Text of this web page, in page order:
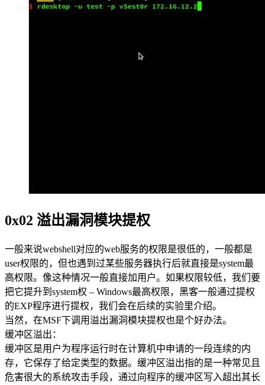
0x02 溢出漏洞模块提权
一般来说webshell对应的web服务的权限是很低的，一般都是
user权限的，但也遇到过某些服务器执行后就直接是system最
高权限。像这种情况一般直接加用户。如果权限较低，我们要
把它提升到system权 – Windows最高权限，黑客一般通过提权
的EXP程序进行提权，我们会在后续的实验里介绍。
当然，在MSF下调用溢出漏洞模块提权也是个好办法。
缓冲区溢出：
缓冲区是用户为程序运行时在计算机中申请的一段连续的内
存，它保存了给定类型的数据。缓冲区溢出指的是一种常见且
危害很大的系统攻击手段，通过向程序的缓冲区写入超出其长